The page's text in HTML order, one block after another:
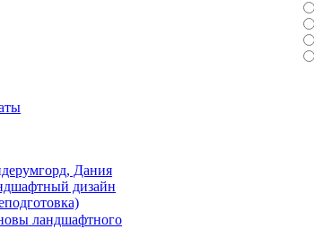
Дания
дизайн
ландшафтного